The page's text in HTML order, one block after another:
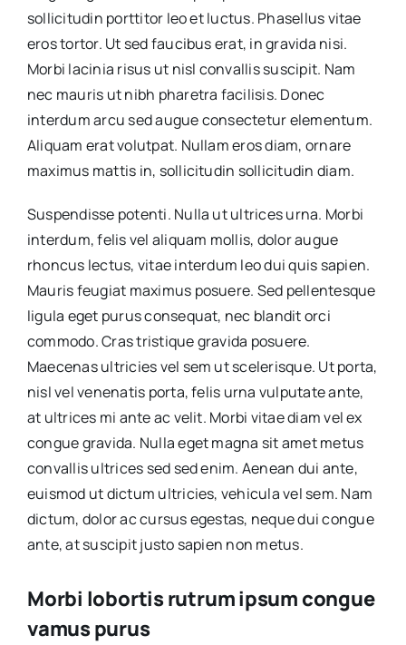
sollicitudin porttitor leo et luctus. Phasellus vitae
eros tortor. Ut sed faucibus erat, in gravida nisi.
Morbi lacinia risus ut nisl convallis suscipit. Nam
nec mauris ut nibh pharetra facilisis. Donec
interdum arcu sed augue consectetur elementum.
Aliquam erat volutpat. Nullam eros diam, ornare
maximus mattis in, sollicitudin sollicitudin diam.
Suspendisse potenti. Nulla ut ultrices urna. Morbi
interdum, felis vel aliquam mollis, dolor augue
rhoncus lectus, vitae interdum leo dui quis sapien.
Mauris feugiat maximus posuere. Sed pellentesque
ligula eget purus consequat, nec blandit orci
commodo. Cras tristique gravida posuere.
Maecenas ultricies vel sem ut scelerisque. Ut porta,
nisl vel venenatis porta, felis urna vulputate ante,
at ultrices mi ante ac velit. Morbi vitae diam vel ex
congue gravida. Nulla eget magna sit amet metus
convallis ultrices sed sed enim. Aenean dui ante,
euismod ut dictum ultricies, vehicula vel sem. Nam
dictum, dolor ac cursus egestas, neque dui congue
ante, at suscipit justo sapien non metus.
Morbi lobortis rutrum ipsum congue
vamus purus